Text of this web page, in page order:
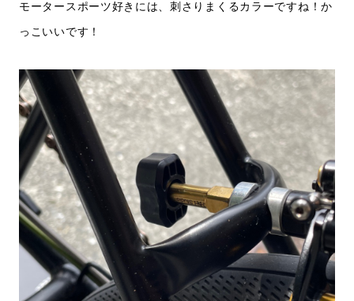
モータースポーツ好きには、刺さりまくるカラーですね！か
っこいいです！